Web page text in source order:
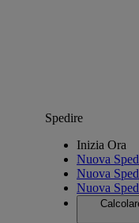
Spedire
Inizia Ora
Nuova
Nuova
Nuova